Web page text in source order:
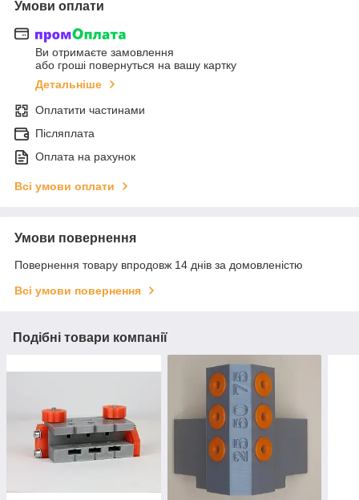
Умови оплати
Ви отримаєте замовлення
або гроші повернуться на вашу картку
Детальніше
Оплатити частинами
Післяплата
Оплата на рахунок
Всі умови оплати
Умови повернення
Повернення товару впродовж 14 днів за домовленістю
Всі умови повернення
Подібні товари компанії